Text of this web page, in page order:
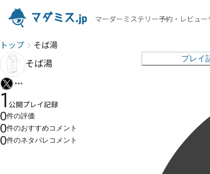
マーダーミステリー予約・レビュー
トップ そば湯
そば湯
1公開プレイ記録
0件の評価
0件のおすすめコメント
0件のネタバレコメント
プレイ